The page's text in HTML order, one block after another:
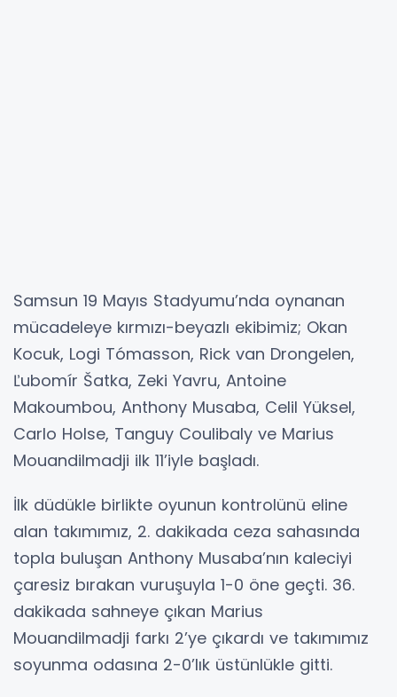
Samsun 19 Mayıs Stadyumu’nda oynanan
mücadeleye kırmızı-beyazlı ekibimiz; Okan
Kocuk, Logi Tómasson, Rick van Drongelen,
Ľubomír Šatka, Zeki Yavru, Antoine
Makoumbou, Anthony Musaba, Celil Yüksel,
Carlo Holse, Tanguy Coulibaly ve Marius
Mouandilmadji ilk 11’iyle başladı.
İlk düdükle birlikte oyunun kontrolünü eline
alan takımımız, 2. dakikada ceza sahasında
topla buluşan Anthony Musaba’nın kaleciyi
çaresiz bırakan vuruşuyla 1-0 öne geçti. 36.
dakikada sahneye çıkan Marius
Mouandilmadji farkı 2’ye çıkardı ve takımımız
soyunma odasına 2-0’lık üstünlükle gitti.